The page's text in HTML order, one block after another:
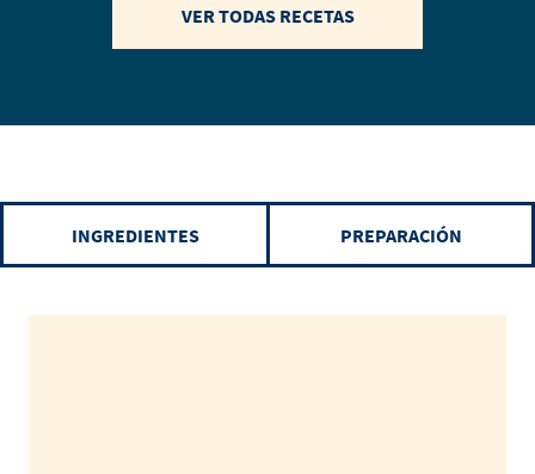
VER TODAS RECETAS
INGREDIENTES PREPARACIÓN